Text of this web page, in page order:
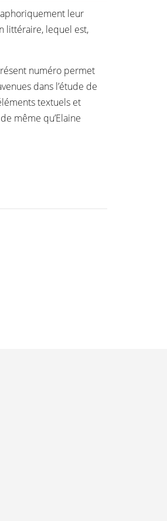
leur
littéraire, lequel est,
numéro permet
dans l’étude de
textuels et
même qu’Elaine